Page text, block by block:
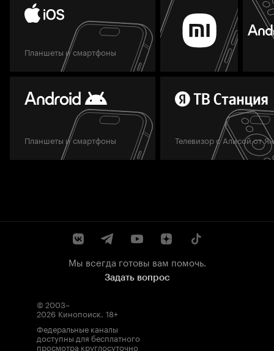
Планшеты и смартфоны
Планшеты и смартфоны Телевизор с Алисой от
Мы всегда готовы вам помочь.
Задать вопрос
© 2003–
2026 Кинопоиск. 18+
Федеральные каналы
доступны для бесплатного
просмотра круглосуточно